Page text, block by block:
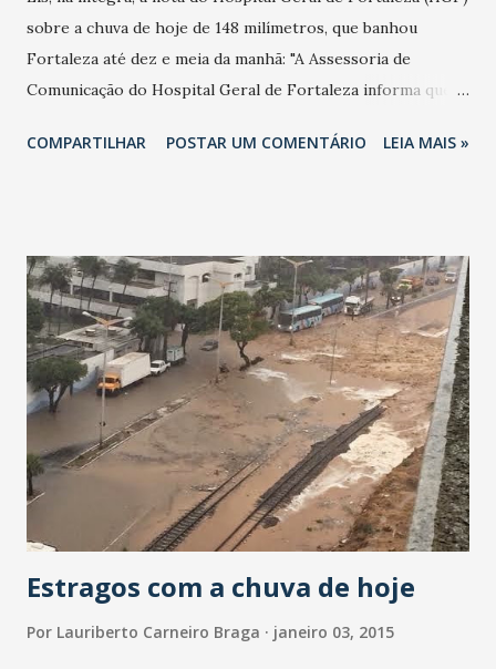
sobre a chuva de hoje de 148 milímetros, que banhou
Fortaleza até dez e meia da manhã: "A Assessoria de
Comunicação do Hospital Geral de Fortaleza informa que
manhã parte das instalações do hospital foram atingidas.
Administrativo (que não funciona no dia de hoje) ainda foi
atingido. Mas também não houve prejuízos considerareis. A
Direção Administrativa e o Setor de Manutenção do HGF
estão tomando todas as providencias necessárias para
resolver o problema, isso porque as chuvas ainda
continuam".
COMPARTILHAR POSTAR UM COMENTÁRIO LEIA MAIS »
Estragos com a chuva de hoje
Por Lauriberto Carneiro Braga janeiro 03, 2015